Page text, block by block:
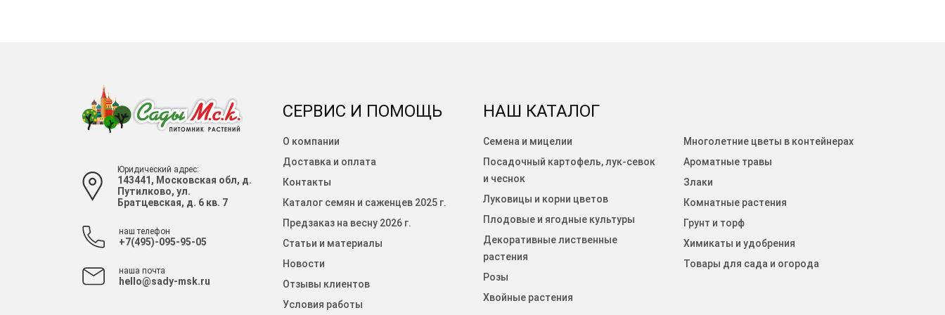
Юридический адрес:
143441, Московская обл, д.
Путилково, ул.
Братцевская, д. 6 кв. 7
наш телефон
+7(495)-095-95-05
наша почта
hello@sady-msk.ru
СЕРВИС И ПОМОЩЬ
О компании
Доставка и оплата
Контакты
Каталог семян и саженцев 2025 г.
Предзаказ на весну 2026 г.
Статьи и материалы
Новости
Отзывы клиентов
Условия работы
НАШ КАТАЛОГ
Семена и мицелии
Посадочный картофель, лук-севок
и чеснок
Луковицы и корни цветов
Плодовые и ягодные культуры
Декоративные лиственные
растения
Розы
Хвойные растения
Многолетние цветы в контейнерах
Ароматные травы
Злаки
Комнатные растения
Грунт и торф
Химикаты и удобрения
Товары для сада и огорода